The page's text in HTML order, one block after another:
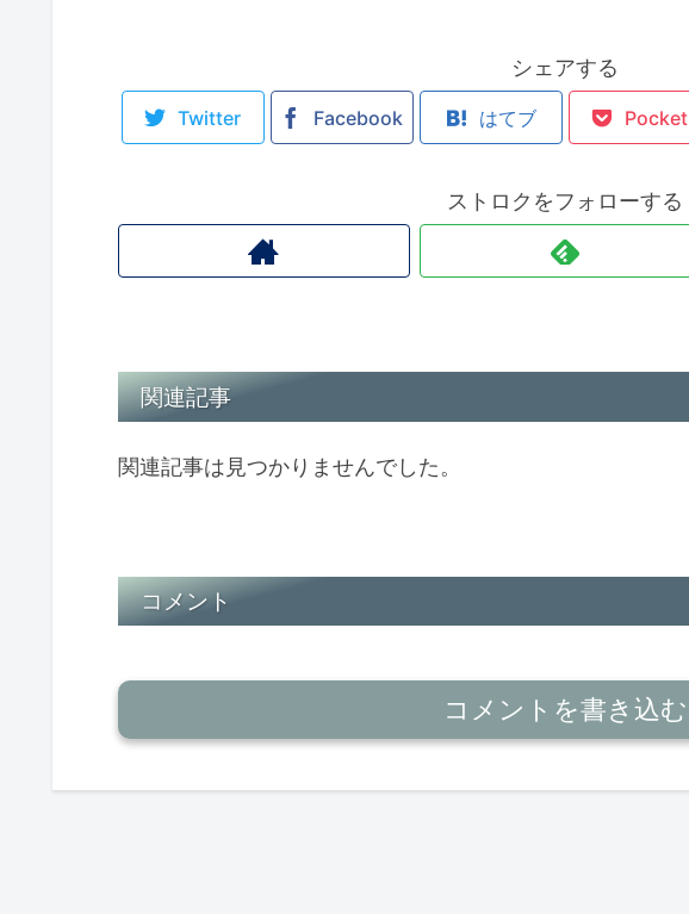
シェアする
Twitter Facebook はてブ Pocket
ストロクをフォローする
関連記事
関連記事は見つかりませんでした。
コメント
コメントを書き込む